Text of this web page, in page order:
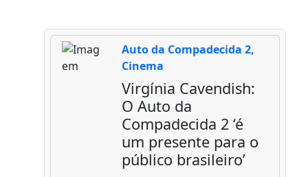
Auto da Compadecida 2,
Cinema
Virgínia Cavendish:
O Auto da
Compadecida 2 ‘é
um presente para o
público brasileiro’